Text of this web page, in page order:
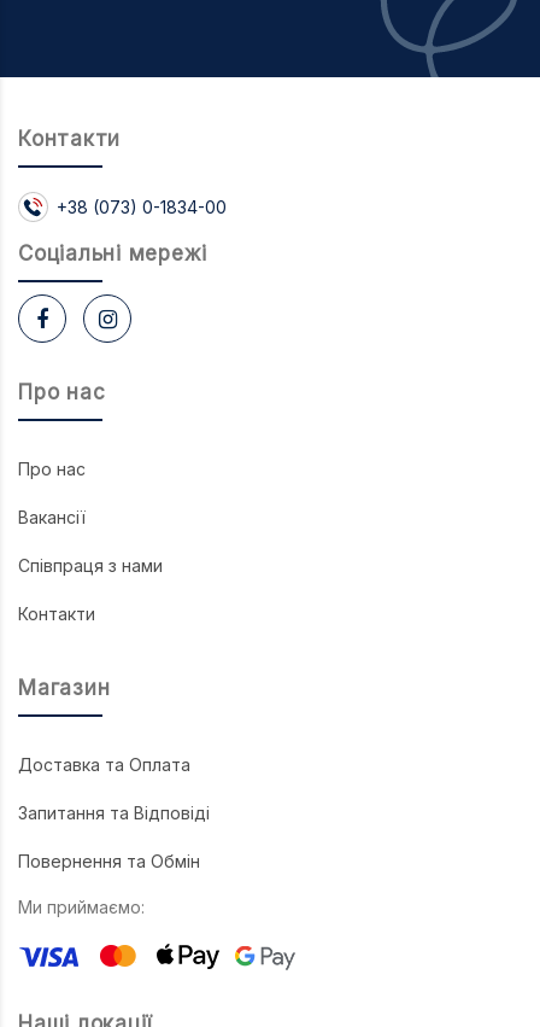
Про нас
Про нас
Вакансії
Співпраця з нами
Контакти
Магазин
Доставка та Оплата
Запитання та Відповіді
Повернення та Обмін
Ми приймаємо:
Контакти
+38 (073) 0-1834-00
Соцiальнi мережi